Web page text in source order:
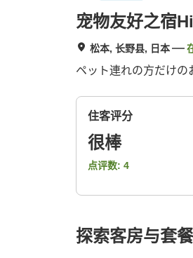
宠物友好之宿
松本, 长野县, 日本
ペット連れの方だけの
住客评分
很棒
点评数: 4
探索客房与套餐